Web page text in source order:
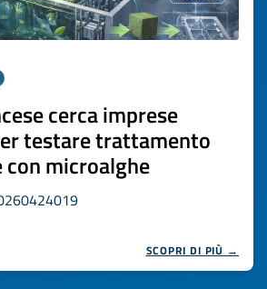
cerca imprese
testare trattamento
con microalghe
SCOPRI DI PIÙ →